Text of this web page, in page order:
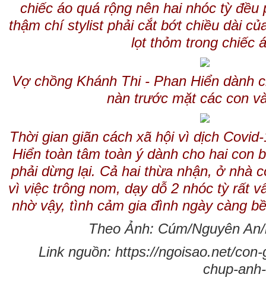
chiếc áo quá rộng nên hai nhóc tỳ đều
thậm chí stylist phải cắt bớt chiều dài
lọt thỏm trong chiếc
Vợ chồng Khánh Thi - Phan Hiển dành
nàn trước mặt các con
Thời gian giãn cách xã hội vì dịch
Hiển toàn tâm toàn ý dành cho hai con
phải dừng lại. Cả hai thừa nhận, ở nhà
vì việc trông nom, dạy dỗ 2 nhóc tỳ rất
nhờ vậy, tình cảm gia đình ngày càng
Theo Ảnh: Cúm/Nguyên
Link nguồn: https://ngoisao.net/
chup-